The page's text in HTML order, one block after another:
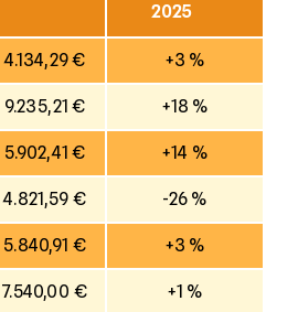
2025
4.134,29 € +3 %
9.235,21 € +18 %
5.902,41 € +14 %
4.821,59 € -26 %
5.840,91 € +3 %
7.540,00 € +1 %